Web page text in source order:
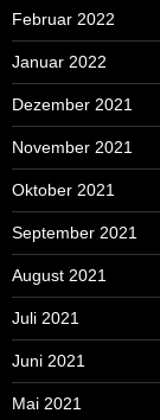
Februar 2022
Januar 2022
Dezember 2021
November 2021
Oktober 2021
September 2021
August 2021
Juli 2021
Juni 2021
Mai 2021